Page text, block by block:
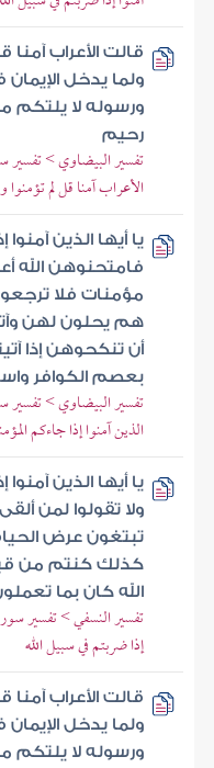
قالت الأعراب
ولما يدخل
ورسوله لا يلتكم
رحيم
تفسير البيضاوي > تفسير
الأعراب آمنا قل لم
يا أيها الذين
فامتحنوهن الله
مؤمنات فلا
هم يحلون لهن
أن تنكحوهن إذا
بعصم الكوافر
تفسير البيضاوي > تفسير
الذين آمنوا إذا جاءكم
يا أيها الذين
ولا تقولوا لمن
تبتغون عرض
كذلك كنتم من
الله كان بما
تفسير النسفي > تفسير
إذا ضربتم في سبيل الله
قالت الأعراب
ولما يدخل
ورسوله لا يلتكم